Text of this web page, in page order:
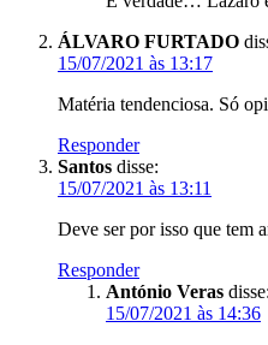
ÁLVARO FURTADO
15/07/2021 às 13:17
Matéria tendenciosa. Só
Responder
Santos disse:
15/07/2021 às 13:11
Deve ser por isso que tem
Responder
António Veras disse:
15/07/2021 às 14:36